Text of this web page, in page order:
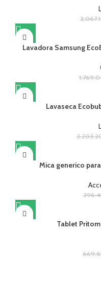
Lavadora Samsung
Lavaseca
Mica generico
Tablet